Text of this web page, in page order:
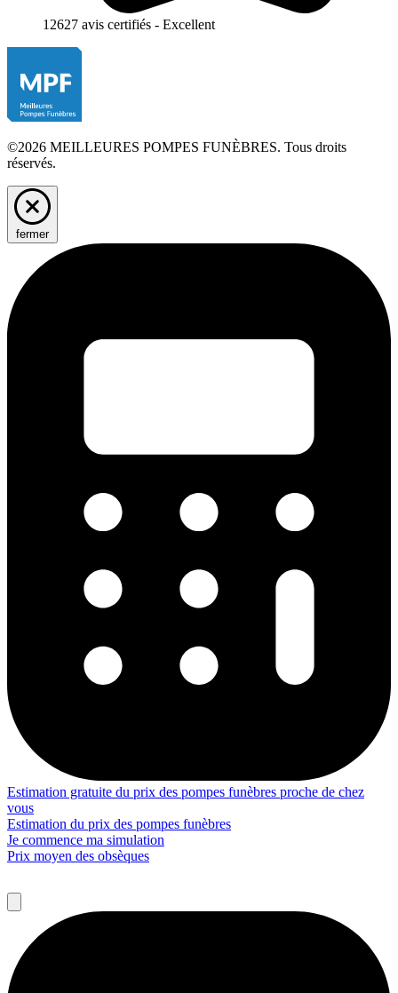
12627 avis certifiés - Excellent
©2026 MEILLEURES POMPES FUNÈBRES. Tous droits
réservés.
fermer
Estimation gratuite du prix des pompes funèbres proche de chez
vous
Estimation du prix des pompes funèbres
Je commence ma simulation
Prix moyen des obsèques